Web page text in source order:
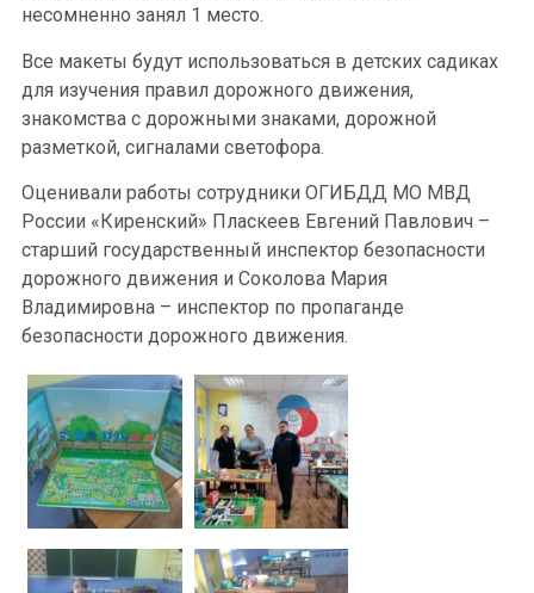
несомненно занял 1 место.
Все макеты будут использоваться в детских садиках
для изучения правил дорожного движения,
знакомства с дорожными знаками, дорожной
разметкой, сигналами светофора.
Оценивали работы сотрудники ОГИБДД МО МВД
России «Киренский» Пласкеев Евгений Павлович –
старший государственный инспектор безопасности
дорожного движения и Соколова Мария
Владимировна – инспектор по пропаганде
безопасности дорожного движения.